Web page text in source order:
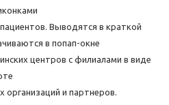
Выводятся в краткой
в попап-окне
центров с филиалами в виде
организаций и партнеров.